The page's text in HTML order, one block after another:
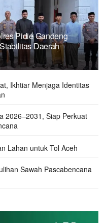
Pidie Gandeng
Daerah
Ikhtiar Menjaga Identitas
2026–2031, Siap Perkuat
Lahan untuk Tol Aceh
Sawah Pascabencana